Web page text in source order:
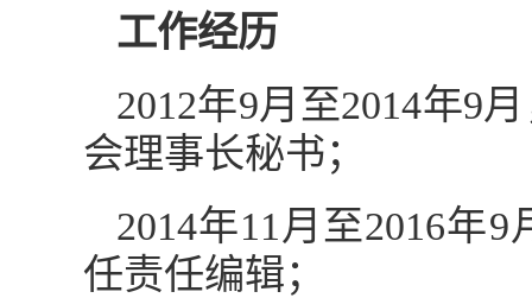
工作经历
2012年9月至2014年9
会理事长秘书；
2014年11月至2016年
任责任编辑；